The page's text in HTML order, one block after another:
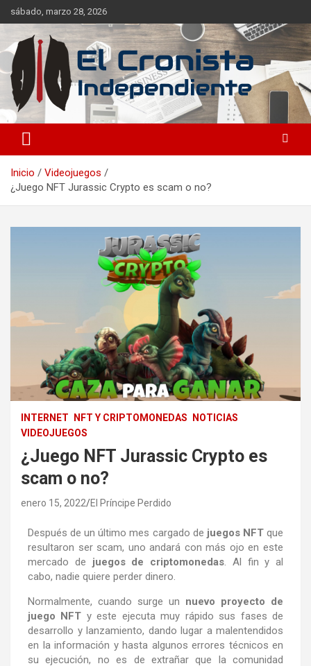
sábado, marzo 28, 2026
El Cronista Independiente
Noticias frescas de tus temáticas favoritas, sin dependencia de
ideales.
Inicio
Videojuegos
¿Juego NFT Jurassic Crypto es scam o no?
INTERNET NFT Y CRIPTOMONEDAS
NOTICIAS
VIDEOJUEGOS
¿Juego NFT Jurassic Crypto es
scam o no?
enero 15, 2022 El Príncipe Perdido
Después de un último mes cargado de juegos NFTque
resultaron ser scam, uno andará con más ojo en este
mercado de juegos de criptomonedas. Al fin y al
cabo, nadie quiere perder dinero.
Normalmente, cuando surge un nuevo proyecto de
juego NFT y este ejecuta muy rápido sus fases de
desarrollo y lanzamiento, dando lugar a malentendidos
en la información y hasta algunos errores técnicos en
su ejecución, no es de extrañar que la comunidad